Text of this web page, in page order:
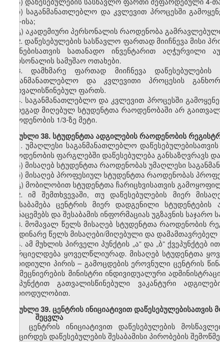
ბ) საგანმანათლებლო და კვლევით პროცესში
500-ისა;
გ) აკადემიური პერსონალის რაოდენობა
2.დაწესებულების სასწავლო ფართად მიიჩნევა მისი
მიზნებისათვის სათანადო ინვენტარით
პერსონალის სამუშაო ოთახები.
3.დამხმარე ფართად მიიჩნევა
საგანმანათლებლო და კვლევითი პროცესის
გათვალისწინებულ ფართს.
4. საგანმანათლებლო და კვლევით პროცესში
შედეგად მიღებულ სტუდენტთა რაოდენობაში არ
რაოდენობის 1/3-ზე მეტი.
მუხლი38. სტუდენტთა ადგილების რაოდენობის
1. უმაღლესი საგანმანათლებლო
რაოდენობის ფარგლებში დაწესებულება განსაზღვრავს
ა) მისაღებ სტუდენტთა რაოდენობას უმაღლესი
ბ) მისაღებ პროფესიულ სტუდენტთა რაოდენობას
გ) მობილობით სტუდენტთა ჩარიცხვისათვის
2. იმ შემთხვევაში, თუ დაწესებულების მიერ
შეესაბამება ცენტრის მიერ დადგენილი
მონაცემებს და შესაბამის ინფორმაციას უგზავნის
3. მომავალ წელს მისაღებ სტუდენტთა რაოდენობის
მიმდინარე წელს მისაღები/მიღებული და დამამთავრებელ
4. ამ მუხლის პირველი პუნქტის „ა” და „ბ” ქვეპუნქტებ
ხორციელდება ყოველწლიურად. მისაღებ სტუდენტთა
იურიდიული პირის– გამოცდების ეროვნული ცენტრის
და მეცნიერების მინისტრი ინდივიდუალური
ქვეპუნქტით გათვალისწინებული ვაკანტური
პერიოდულობით.
მუხლი39. ცენტრის ინიციატივით
შეცვლა
ცენტრის ინიციატივით დაწესებულების
შემცირდეს დაწესებულების შესაბამისი პირობების